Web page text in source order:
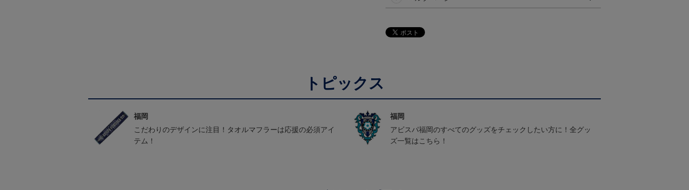
トピックス
福岡
こだわりのデザインに注目！タオルマフラーは応援の必須アイ
テム！
福岡
アビスパ福岡のすべてのグッズをチェックしたい方に！全グッ
ズ一覧はこちら！